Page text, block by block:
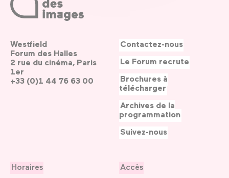
Westfield
Forum des Halles
2 rue du cinéma, Paris
1er
+33 (0)1 44 76 63 00
Horaires
Accès
Contactez-nous
Le Forum recrute
Brochures à
télécharger
Archives de la
programmation
Suivez-nous